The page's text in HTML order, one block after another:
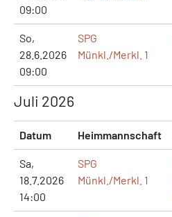
09:00
So,
28.6.2026
09:00
SPG
Münkl./Merkl. 1
Juli 2026
Datum Heimmannschaft
Sa,
18.7.2026
14:00
SPG
Münkl./Merkl. 1